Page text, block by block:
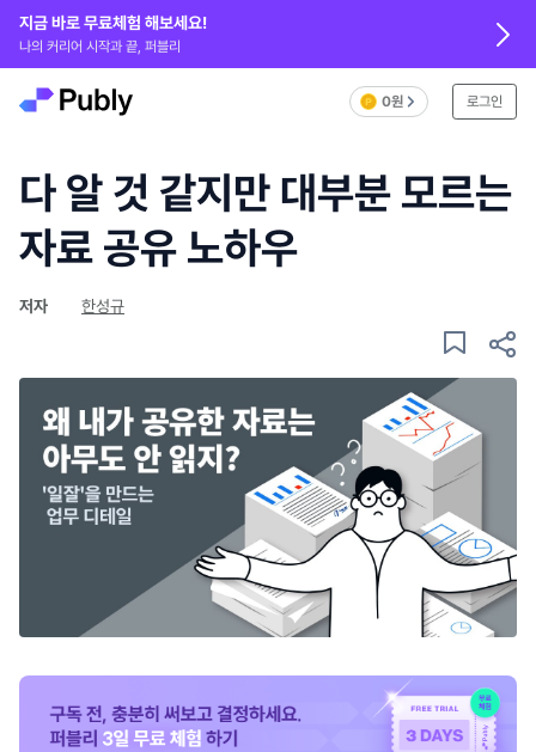
지금 바로 무료체험 해보세요!
나의 커리어 시작과 끝, 퍼블리
0원 로그인
다 알 것 같지만 대부분 모르는
자료 공유 노하우
저자 한성규